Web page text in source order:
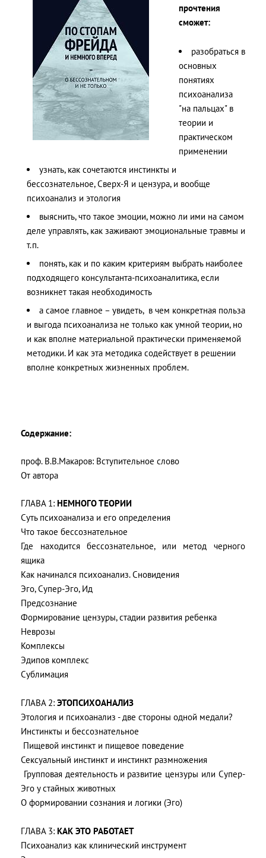
прочтения
сможет:
разобраться в
основных
понятиях
психоанализа
"на пальцах" в
теории и
практическом
применении
узнать, как сочетаются инстинкты и
бессознательное, Сверх-Я и цензура, и вообще
психоанализ и этология
выяснить, что такое эмоции, можно ли ими на самом
деле управлять, как заживают эмоциональные травмы и
т.п.
понять, как и по каким критериям выбрать наиболее
подходящего консультанта-психоаналитика, если
возникнет такая необходимость
а самое главное – увидеть, в чем конкретная польза
и выгода психоанализа не только как умной теории, но
и как вполне материальной практически применяемой
методики. И как эта методика содействует в решении
вполне конкретных жизненных проблем.
Содержание:
проф. В.В.Макаров: Вступительное слово
От автора
ГЛАВА 1: НЕМНОГО ТЕОРИИ
Суть психоанализа и его определения
Что такое бессознательное
Где находится бессознательное, или метод черного
ящика
Как начинался психоанализ. Сновидения
Эго, Супер-Эго, Ид
Предсознание
Формирование цензуры, стадии развития ребенка
Неврозы
Комплексы
Эдипов комплекс
Сублимация
ГЛАВА 2: ЭТОПСИХОАНАЛИЗ
Этология и психоанализ - две стороны одной медали?
Инстинкты и бессознательное
Пищевой инстинкт и пищевое поведение
Сексуальный инстинкт и инстинкт размножения
Групповая деятельность и развитие цензуры или Супер-
Эго у стайных животных
О формировании сознания и логики (Эго)
ГЛАВА 3: КАК ЭТО РАБОТАЕТ
Психоанализ как клинический инструмент